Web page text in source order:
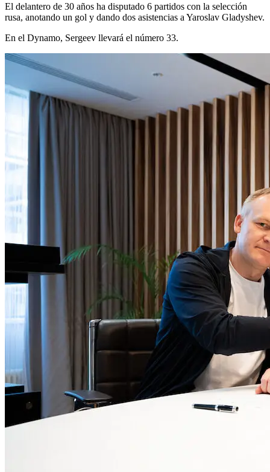
El delantero de 30 años ha disputado 6 partidos con la selección
rusa, anotando un gol y dando dos asistencias a Yaroslav Gladyshev.
En el Dynamo, Sergeev llevará el número 33.